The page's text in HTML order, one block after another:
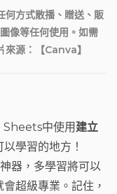
何方式散播、贈送、販
像等任何使用。如需
來源：【Canva】
中使用 建立
學習的地方！
器，多學習將可以
超級專業。記住，